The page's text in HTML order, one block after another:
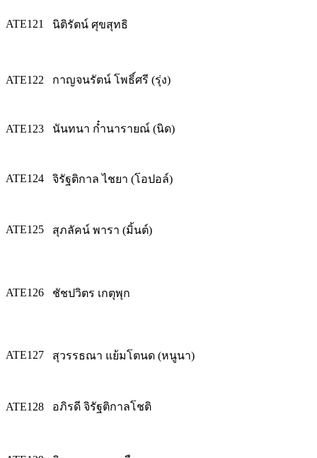
ATE121 นิติรัตน์ ศุขสุทธิ
ATE122 กาญจนรัตน์ โพธิ์ศรี (รุ่ง)
ATE123 นันทนา ก๋ำนารายณ์ (นิด)
ATE124 จิรัฐติกาล ไชยา (โอปอล์)
ATE125 สุภลัคน์ พารา (มิ้นต์)
ATE126 ชัชปวิตร เกตุพุก
ATE127 สุวรรธณา แย้มโตนด (หนูนา)
ATE128 อภิรดี จิรัฐติกาลโชติ